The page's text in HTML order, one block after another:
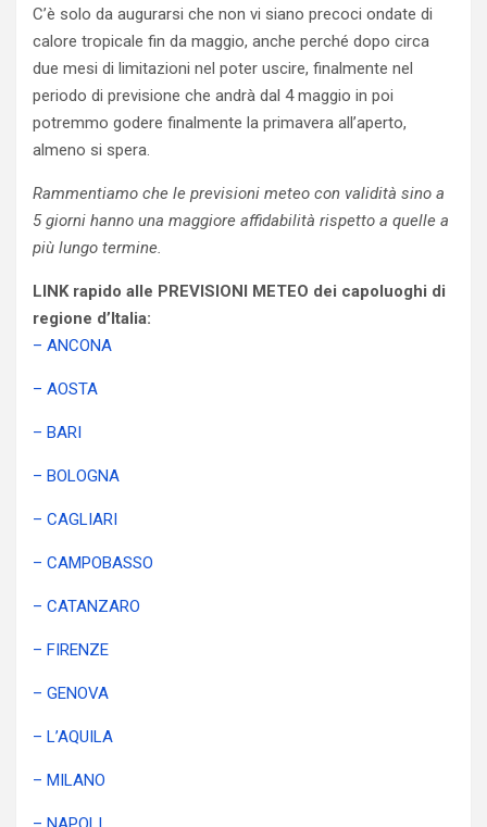
C’è solo da augurarsi che non vi siano precoci ondate di
calore tropicale fin da maggio, anche perché dopo circa
due mesi di limitazioni nel poter uscire, finalmente nel
periodo di previsione che andrà dal 4 maggio in poi
potremmo godere finalmente la primavera all’aperto,
almeno si spera.
Rammentiamo che le previsioni meteo con validità sino a
5 giorni hanno una maggiore affidabilità rispetto a quelle a
più lungo termine.
LINK rapido alle PREVISIONI METEO dei capoluoghi di
regione d’Italia:
– ANCONA
– AOSTA
– BARI
– BOLOGNA
– CAGLIARI
– CAMPOBASSO
– CATANZARO
– FIRENZE
– GENOVA
– L’AQUILA
– MILANO